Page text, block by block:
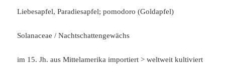
Liebesapfel, Paradiesapfel; pomodoro (Goldapfel)
Solanaceae / Nachtschattengewächs
im 15. Jh. aus Mittelamerika importiert > weltweit kultiviert